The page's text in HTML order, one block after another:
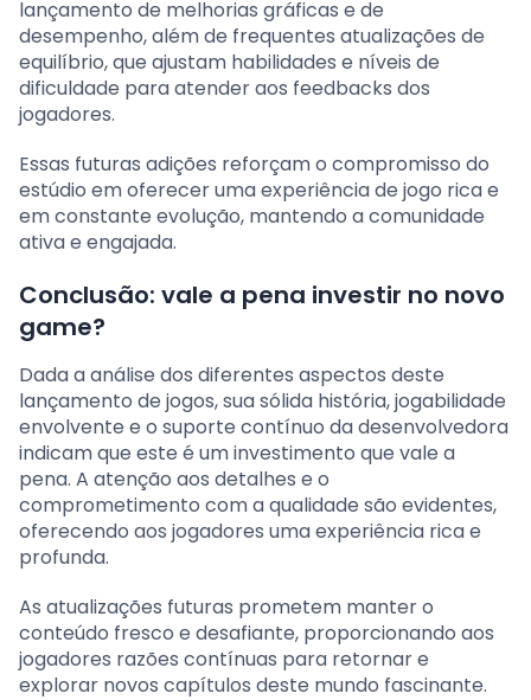
lançamento de melhorias gráficas e de
desempenho, além de frequentes atualizações de
equilíbrio, que ajustam habilidades e níveis de
dificuldade para atender aos feedbacks dos
jogadores.
Essas futuras adições reforçam o compromisso do
estúdio em oferecer uma experiência de jogo rica e
em constante evolução, mantendo a comunidade
ativa e engajada.
Conclusão: vale a pena investir no novo
game?
Dada a análise dos diferentes aspectos deste
lançamento de jogos, sua sólida história, jogabilidade
envolvente e o suporte contínuo da desenvolvedora
indicam que este é um investimento que vale a
pena. A atenção aos detalhes e o
comprometimento com a qualidade são evidentes,
oferecendo aos jogadores uma experiência rica e
profunda.
As atualizações futuras prometem manter o
conteúdo fresco e desafiante, proporcionando aos
jogadores razões contínuas para retornar e
explorar novos capítulos deste mundo fascinante.